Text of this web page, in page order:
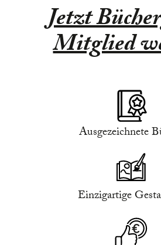
Jetzt
Mitglied
Ausgezeichnete
Einzigartige